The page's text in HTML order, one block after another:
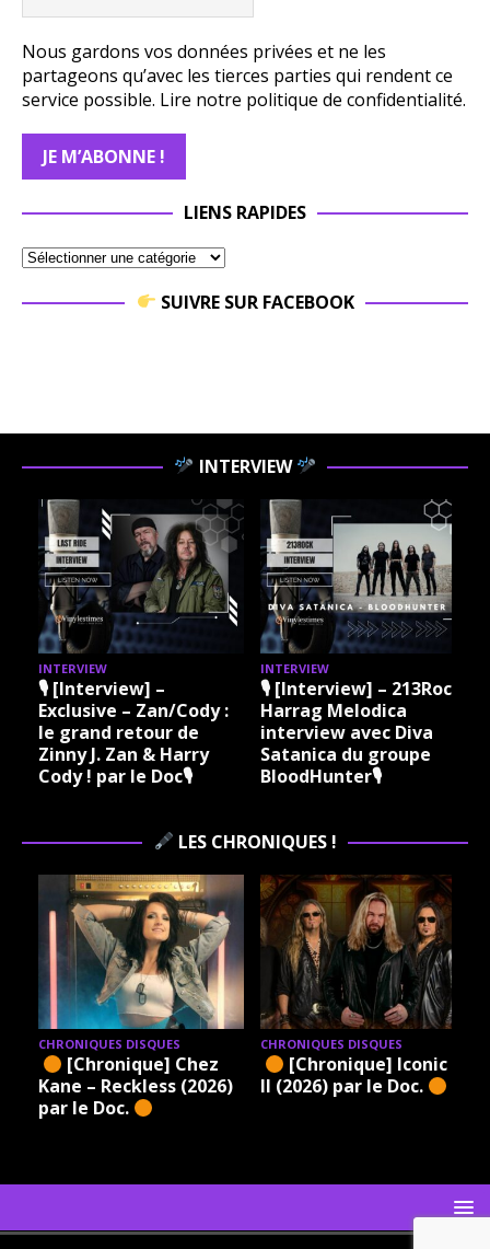
Nous gardons vos données privées et ne les
partageons qu’avec les tierces parties qui rendent ce
service possible. Lire notre politique de confidentialité.
LIENS RAPIDES
SUIVRE SUR FACEBOOK
INTERVIEW
INTERVIEW
🎙 [Interview] –
Exclusive – Zan/Cody :
le grand retour de
Zinny J. Zan & Harry
Cody ! par le Doc🎙
INTERVIEW
🎙 [Interview] – 213Rock
Harrag Melodica
interview avec Diva
Satanica du groupe
BloodHunter🎙
LES CHRONIQUES !
CHRONIQUES DISQUES
[Chronique] Chez
Kane – Reckless (2026)
par le Doc.
CHRONIQUES DISQUES
[Chronique] Iconic –
II (2026) par le Doc.